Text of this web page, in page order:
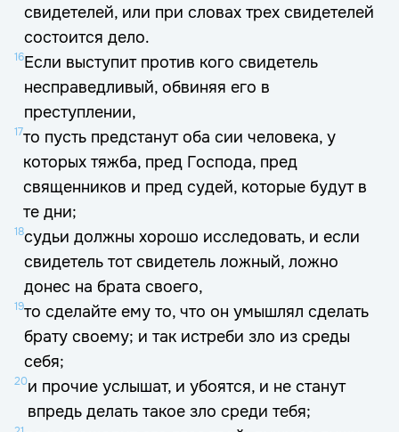
свидетелей, или при словах трех свидетелей
состоится дело.
16Если выступит против кого свидетель
несправедливый, обвиняя его в
преступлении,
17то пусть предстанут оба сии человека, у
которых тяжба, пред Господа, пред
священников и пред судей, которые будут в
те дни;
18судьи должны хорошо исследовать, и если
свидетель тот свидетель ложный, ложно
донес на брата своего,
19то сделайте ему то, что он умышлял сделать
брату своему; и так истреби зло из среды
себя;
20и прочие услышат, и убоятся, и не станут
впредь делать такое зло среди тебя;